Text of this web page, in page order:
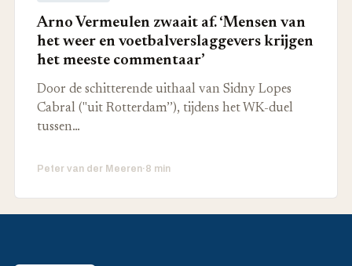
Arno Vermeulen zwaait af. ‘Mensen van
het weer en voetbalverslaggevers krijgen
het meeste commentaar’
Door de schitterende uithaal van Sidny Lopes
Cabral ("uit Rotterdam’’), tijdens het WK-duel
tussen…
Peter van der Meeren·8 min